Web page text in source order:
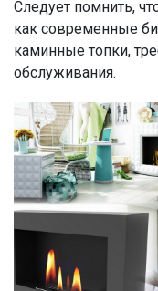
Следует помнить,
как современные
каминные топки,
обслуживания.